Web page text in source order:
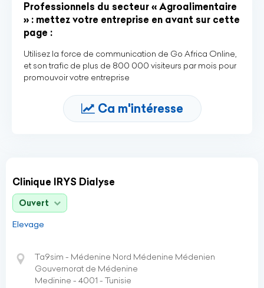
Professionnels du secteur « Agroalimentaire
» : mettez votre entreprise en avant sur cette
page :
Utilisez la force de communication de Go Africa Online,
et son trafic de plus de 800 000 visiteurs par mois pour
promouvoir votre entreprise
Ca m'intéresse
Clinique IRYS Dialyse
Ouvert
Elevage
Ta9sim - Médenine Nord Médenine Médenien
Gouvernorat de Médenine
Medinine - 4001 - Tunisie